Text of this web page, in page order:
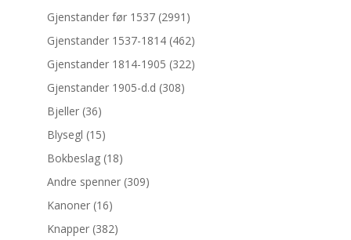
Gjenstander før 1537 (2991)
Gjenstander 1537-1814 (462)
Gjenstander 1814-1905 (322)
Gjenstander 1905-d.d (308)
Bjeller (36)
Blysegl (15)
Bokbeslag (18)
Andre spenner (309)
Kanoner (16)
Knapper (382)